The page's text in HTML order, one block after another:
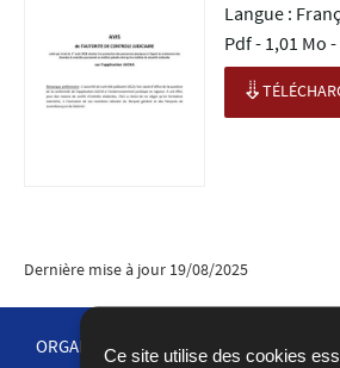
Ce site utilise des cookies
Langue :
Pdf - 1,01 Mo
Dernière mise à jour 19/08/2025
ORGANISATION DE LA JUSTICE